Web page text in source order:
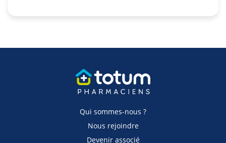
Qui sommes-nous ?
Nous rejoindre
Devenir associé